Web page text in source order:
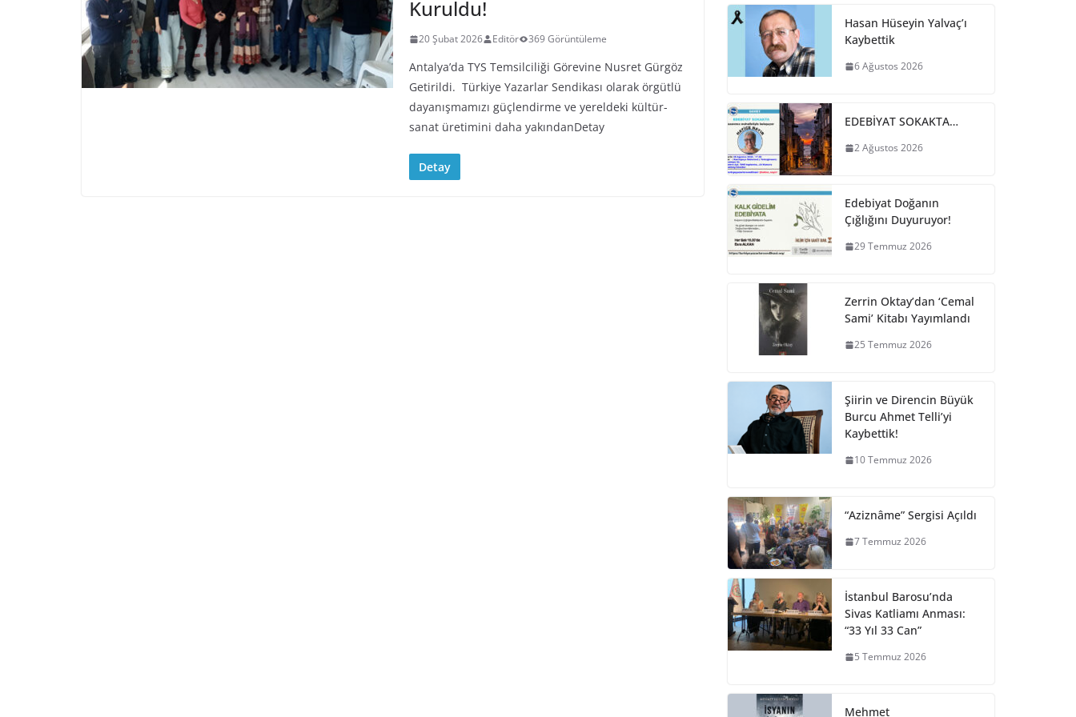
Kuruldu!
20 Şubat 2026 Editör 369 Görüntüleme
Antalya’da TYS Temsilciliği Görevine Nusret Gürgöz
Getirildi. Türkiye Yazarlar Sendikası olarak örgütlü
dayanışmamızı güçlendirme ve yereldeki kültür-
sanat üretimini daha yakındanDetay
Detay
Hasan Hüseyin Yalvaç’ı
Kaybettik
6 Ağustos 2026
EDEBİYAT SOKAKTA…
2 Ağustos 2026
Edebiyat Doğanın
Çığlığını Duyuruyor!
29 Temmuz 2026
Zerrin Oktay’dan ‘Cemal
Sami’ Kitabı Yayımlandı
25 Temmuz 2026
Şiirin ve Direncin Büyük
Burcu Ahmet Telli’yi
Kaybettik!
10 Temmuz 2026
“Aziznâme” Sergisi Açıldı
7 Temmuz 2026
İstanbul Barosu’nda
Sivas Katliamı Anması:
“33 Yıl 33 Can”
5 Temmuz 2026
Mehmet